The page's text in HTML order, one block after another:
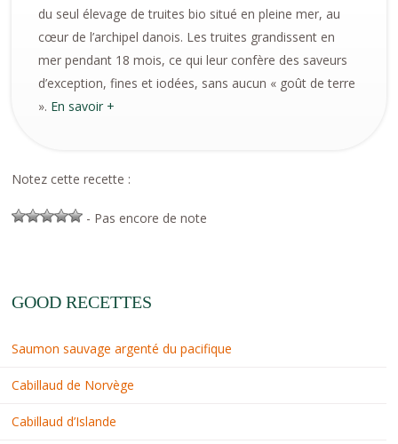
du seul élevage de truites bio situé en pleine mer, au
cœur de l’archipel danois. Les truites grandissent en
mer pendant 18 mois, ce qui leur confère des saveurs
d’exception, fines et iodées, sans aucun « goût de terre
». En savoir +
Notez cette recette :
- Pas encore de note
GOOD RECETTES
Saumon sauvage argenté du pacifique
Cabillaud de Norvège
Cabillaud d’Islande